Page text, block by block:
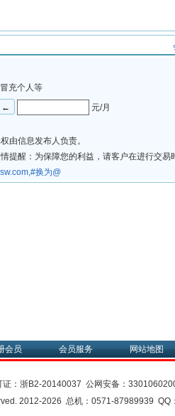
充个人等
元/月
由信息发布人负责。
醒：为保障您的利益，请客户在进行交易
换为@
会员 会员服务 网站地图
： 浙B2-20140037 公网安备：
2012-2026 总机：0571-87989939 QQ